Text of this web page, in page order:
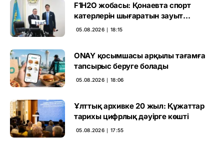
F1H2O жобасы: Қонаевта спорт
катерлерін шығаратын зауыт
ашылмақ
05.08.2026 ∣ 18:15
ONAY қосымшасы арқылы тағамға
тапсырыс беруге болады
05.08.2026 ∣ 18:06
Ұлттық архивке 20 жыл: Құжаттар
тарихы цифрлық дәуірге көшті
05.08.2026 ∣ 17:55